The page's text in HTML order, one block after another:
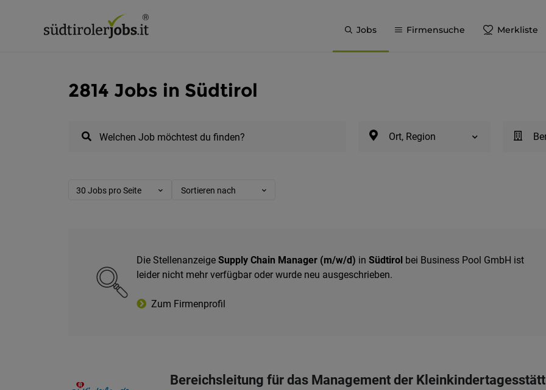
Jobs Firmensuche Merkliste
2814 Jobs in Südtirol
Welchen Job möchtest du finden? Ort, Region
30 Jobs pro Seite Sortieren nach
Die Stellenanzeige Supply Chain Manager (m/w/d) in Südtirol bei Business Pool GmbH ist
leider nicht mehr verfügbar oder wurde neu ausgeschrieben.
Zum Firmenprofil
Bereichsleitung für das Management der